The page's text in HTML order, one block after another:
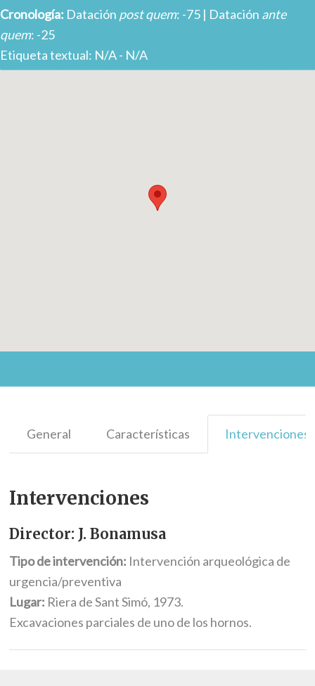
Cronología: Datación post quem: -75 | Datación ante
quem: -25
Etiqueta textual: N/A - N/A
General Características Intervenciones
Intervenciones
Director: J. Bonamusa
Tipo de intervención: Intervención arqueológica de
urgencia/preventiva
Lugar: Riera de Sant Simó, 1973.
Excavaciones parciales de uno de los hornos.